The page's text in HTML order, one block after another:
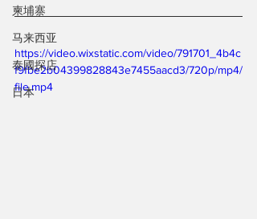
柬埔寨
马来西亚
泰國探店
日本
https://video.wixstatic.com/video/791701_4b4c
f9fbe2b04399828843e7455aacd3/720p/mp4/
file.mp4